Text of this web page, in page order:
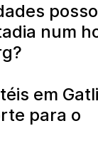
num
em
para o